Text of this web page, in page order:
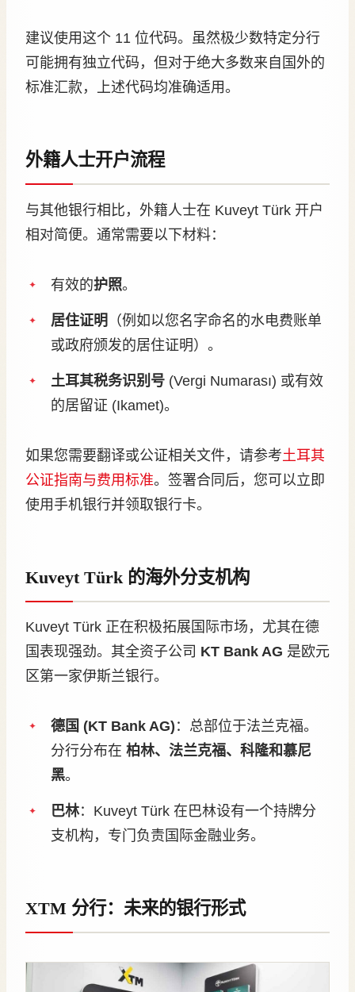
建议使用这个 11 位代码。虽然极少数特定分行
可能拥有独立代码，但对于绝大多数来自国外的
标准汇款，上述代码均准确适用。
外籍人士开户流程
与其他银行相比，外籍人士在 Kuveyt Türk 开户
相对简便。通常需要以下材料：
有效的护照。
居住证明 （例如以您名字命名的水电费账单
或政府颁发的居住证明）。
土耳其税务识别号 (Vergi Numarası) 或有效
的居留证 (Ikamet)。
如果您需要翻译或公证相关文件，请参考土耳其
公证指南与费用标准。签署合同后，您可以立即
使用手机银行并领取银行卡。
Kuveyt Türk 的海外分支机构
Kuveyt Türk 正在积极拓展国际市场，尤其在德
国表现强劲。其全资子公司 KT Bank AG 是欧元
区第一家伊斯兰银行。
德国 (KT Bank AG) ：总部位于法兰克福。
分行分布在 柏林、法兰克福、科隆和慕尼
黑。
巴林：Kuveyt Türk 在巴林设有一个持牌分
支机构，专门负责国际金融业务。
XTM 分行：未来的银行形式